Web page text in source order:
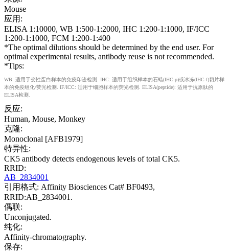
Mouse
应用:
ELISA 1:10000, WB 1:500-1:2000, IHC 1:200-1:1000, IF/ICC
1:200-1:1000, FCM 1:200-1:400
*The optimal dilutions should be determined by the end user. For
optimal experimental results, antibody reuse is not recommended.
*Tips:
WB: 适用于变性蛋白样本的免疫印迹检测. IHC: 适用于组织样本的石蜡(IHC-p)或冰冻(IHC-f)切片样
本的免疫组化/荧光检测. IF/ICC: 适用于细胞样本的荧光检测. ELISA(peptide): 适用于抗原肽的
ELISA检测.
反应:
Human, Mouse, Monkey
克隆:
Monoclonal [AFB1979]
特异性:
CK5 antibody detects endogenous levels of total CK5.
RRID:
AB_2834001
引用格式: Affinity Biosciences Cat# BF0493,
RRID:AB_2834001.
偶联:
Unconjugated.
纯化:
Affinity-chromatography.
保存: